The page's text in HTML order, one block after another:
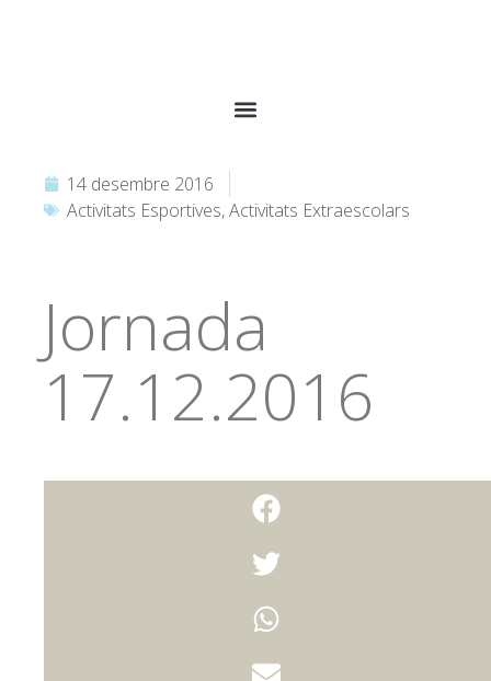
14 desembre 2016
Activitats Esportives,Activitats Extraescolars
Jornada
17.12.2016